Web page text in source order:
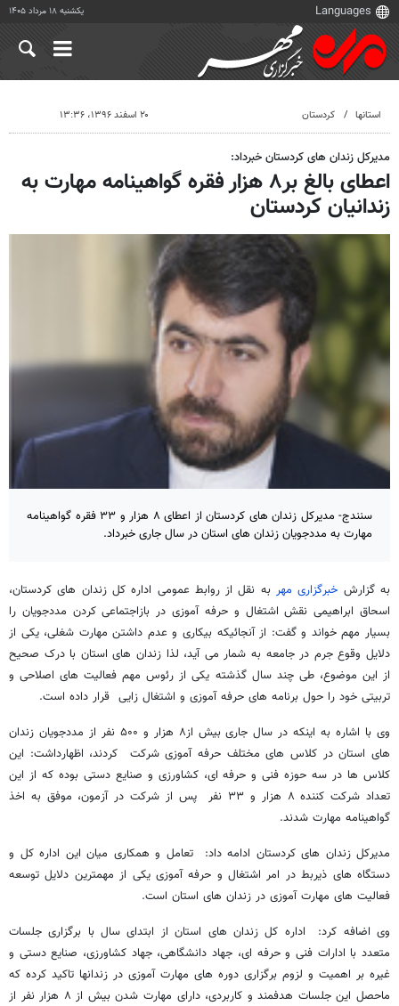
یکشنبه ۱۸ مرداد ۱۴۰۵
استانها کردستان ۲۰ اسفند ۱۳۹۶، ۱۳:۳۶
مدیرکل زندان های کردستان خبرداد:
اعطای بالغ بر۸ هزار فقره گواهینامه مهارت به
زندانیان کردستان
سنندج- مدیرکل زندان های کردستان از اعطای ۸ هزار و ۳۳ فقره گواهینامه
مهارت به مددجویان زندان های استان در سال جاری خبرداد.
به گزارش خبرگزاری مهر به نقل از روابط عمومی اداره کل زندان های کردستان،
اسحاق ابراهیمی نقش اشتغال و حرفه آموزی در بازاجتماعی کردن مددجویان را
بسیار مهم خواند و گفت: از آنجائیکه بیکاری و عدم داشتن مهارت شغلی، یکی از
دلایل وقوع جرم در جامعه به شمار می آید، لذا زندان های استان با درک صحیح
از این موضوع، طی چند سال گذشته یکی از رئوس مهم فعالیت های اصلاحی و
تربیتی خود را حول برنامه های حرفه آموزی و اشتغال زایی قرار داده است.
وی با اشاره به اینکه در سال جاری بیش از۸ هزار و ۵۰۰ نفر از مددجویان زندان
های استان در کلاس های مختلف حرفه آموزی شرکت کردند، اظهارداشت: این
کلاس ها در سه حوزه فنی و حرفه ای،‌ کشاورزی و صنایع دستی بوده که از این
تعداد شرکت کننده ۸ هزار و ۳۳ نفر پس از شرکت در آزمون، موفق به اخذ
گواهینامه مهارت شدند.
مدیرکل زندان های کردستان ادامه داد: تعامل و همکاری میان این اداره کل و
دستگاه های ذیربط در امر اشتغال و حرفه آموزی یکی از مهمترین دلایل توسعه
فعالیت های مهارت آموزی در زندان های استان است.
وی اضافه کرد: اداره کل زندان های استان از ابتدای سال با برگزاری جلسات
متعدد با ادارات فنی و حرفه ای، جهاد دانشگاهی، جهاد کشاورزی، صنایع دستی و
غیره بر اهمیت و لزوم برگزاری دوره های مهارت آموزی در زندانها تاکید کرده که
ماحصل این جلسات هدفمند و کاربردی، دارای مهارت شدن بیش از ۸ هزار نفر از